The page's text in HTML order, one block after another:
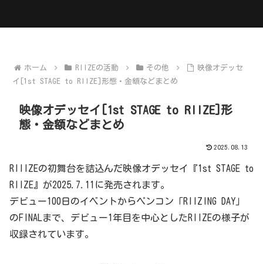
ホーム RIIZEの活動 その他
映像オデッセ
イ[1st STAGE to RIIZE]形態・金額などまとめ
映像オデッセイ[1st STAGE to RIIZE]形
態・金額などまとめ
2025.08.13
RIIIZEの初舞台を詰込んだ映像オデッセイ『1st STAGE to
RIIZE』が2025.7.11に発売されます。
デビュー100日のイベントからペンコン「RIIZING DAY」
のFINALまで、デビュー1年目を中心としたRIIZEの様子が
収録されています。